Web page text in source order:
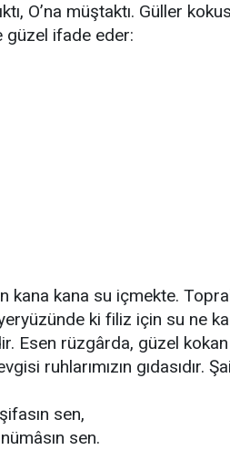
O’na müştaktı. Güller
güzel ifade eder:
kana kana su içmekte.
ki filiz için su ne
Esen rüzgârda, güzel
ruhlarımızın gıdasıdır.
sen,
sen.